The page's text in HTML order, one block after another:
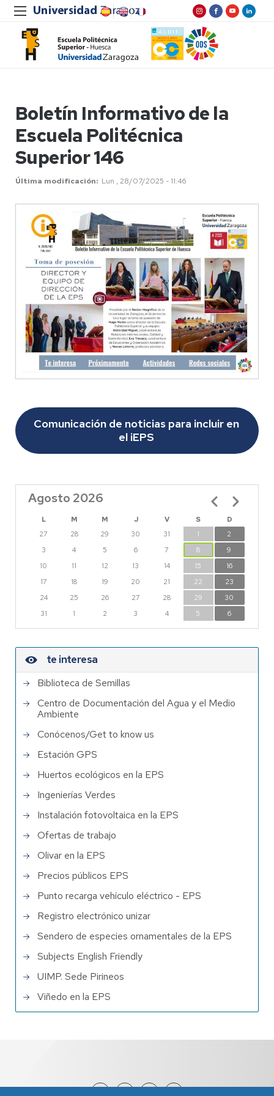
Boletín Informativo de la
Escuela Politécnica
Superior 146
Última modificación Lun , 28/07/2025 - 11:46
Comunicación de noticias para incluir en
el iEPS
Agosto 2026
L M M J V S
D
27
28 29 30 31 1
2
3
4 5 6 7 8
9
10
11 12 13 14 15
16
17
18 19 20 21 22
23
24
25 26 27 28 29
30
31
1 2 3 4 5 6
Paginación
te interesa
Biblioteca de Semillas
Centro de Documentación del Agua y el Medio
Ambiente
Conócenos/Get to know us
Estación GPS
Huertos ecológicos en la EPS
Ingenierías Verdes
Instalación fotovoltaica en la EPS
Ofertas de trabajo
Olivar en la EPS
Precios públicos EPS
Punto recarga vehículo eléctrico - EPS
Registro electrónico unizar
Sendero de especies ornamentales de la EPS
Subjects English Friendly
UIMP. Sede Pirineos
Viñedo en la EPS